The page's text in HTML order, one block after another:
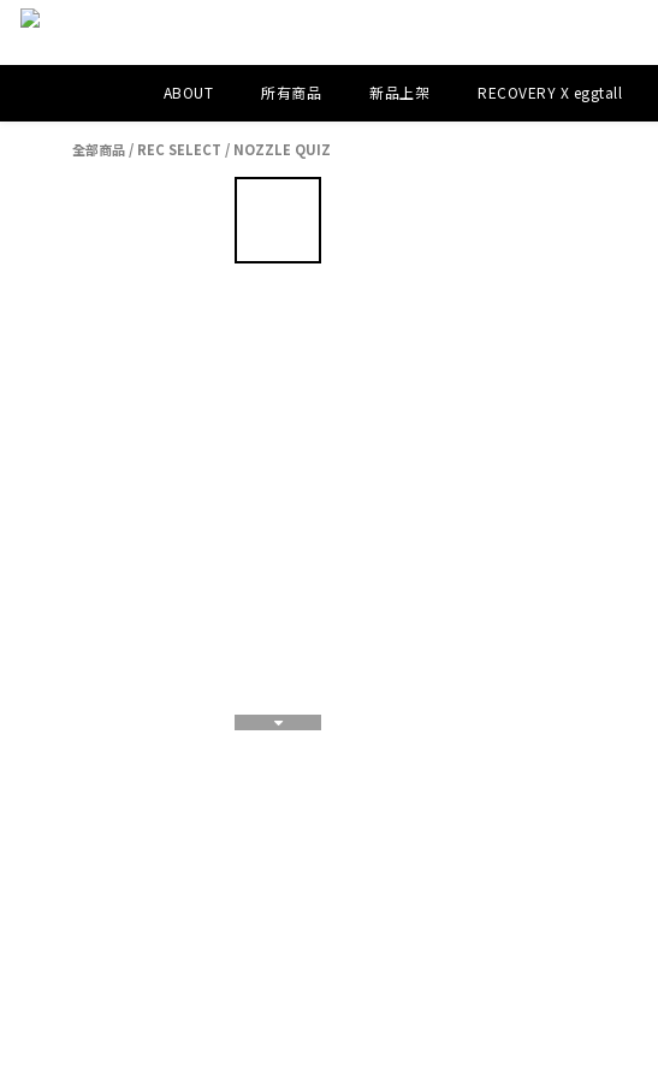
ABOUT 所有商品 新品上架 RECOVERY X eggtall
全部商品 / REC SELECT / NOZZLE QUIZ